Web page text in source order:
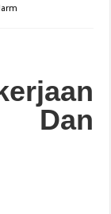
Dan